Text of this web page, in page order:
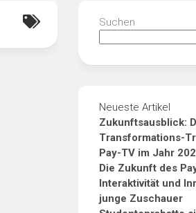
Suchen
Neueste Artikel
Zukunftsausblick:
Transformations-
Pay-TV im Jahr
Die Zukunft des
Interaktivität und
junge Zuschauer